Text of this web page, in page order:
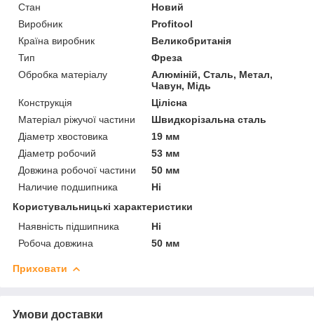
Стан
Новий
Виробник
Profitool
Країна виробник
Великобританія
Тип
Фреза
Обробка матеріалу
Алюміній, Сталь, Метал,
Чавун, Мідь
Конструкція
Цілісна
Матеріал ріжучої частини
Швидкорізальна сталь
Діаметр хвостовика
19 мм
Діаметр робочий
53 мм
Довжина робочої частини
50 мм
Наличие подшипника
Ні
Користувальницькі характеристики
Наявність підшипника
Ні
Робоча довжина
50 мм
Приховати
Умови доставки